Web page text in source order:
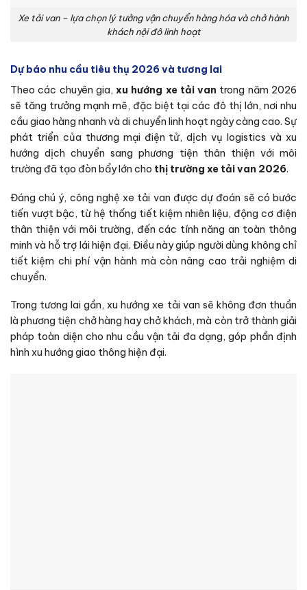
Xe tải van – lựa chọn lý tưởng vận chuyển hàng hóa và chở hành
khách nội đô linh hoạt
Dự báo nhu cầu tiêu thụ 2026 và tương lai
Theo các chuyên gia,xu hướng xe tải van trong năm 2026
sẽ tăng trưởng mạnh mẽ, đặc biệt tại các đô thị lớn, nơi nhu
cầu giao hàng nhanh và di chuyển linh hoạt ngày càng cao. Sự
phát triển của thương mại điện tử, dịch vụ logistics và xu
hướng dịch chuyển sang phương tiện thân thiện với môi
trường đã tạo đòn bẩy lớn cho thị trường xe tải van 2026.
Đáng chú ý, công nghệ xe tải van được dự đoán sẽ có bước
tiến vượt bậc, từ hệ thống tiết kiệm nhiên liệu, động cơ điện
thân thiện với môi trường, đến các tính năng an toàn thông
minh và hỗ trợ lái hiện đại. Điều này giúp người dùng không chỉ
tiết kiệm chi phí vận hành mà còn nâng cao trải nghiệm di
chuyển.
Trong tương lai gần, xu hướng xe tải van sẽ không đơn thuần
là phương tiện chở hàng hay chở khách, mà còn trở thành giải
pháp toàn diện cho nhu cầu vận tải đa dạng, góp phần định
hình xu hướng giao thông hiện đại.